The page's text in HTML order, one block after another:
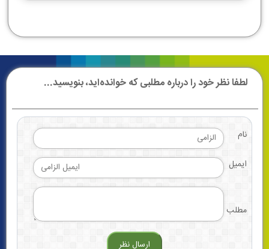
لطفا نظر خود را درباره مطلبی که خوانده‌اید، بنویسید...
نام
ایمیل
مطلب